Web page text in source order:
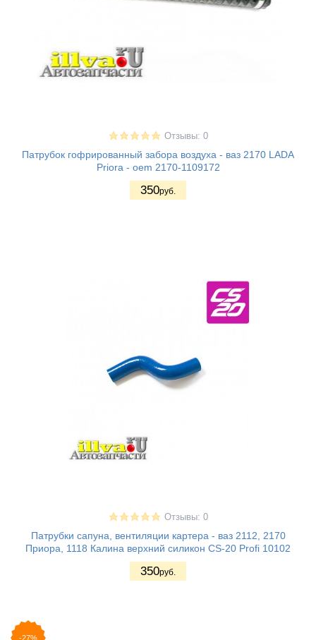
Отзывы: 0
Патрубок гофрированный забора воздуха - ваз 2170 LADA
Priora - oem 2170-1109172
350руб.
Отзывы: 0
Патрубки сапуна, вентиляции картера - ваз 2112, 2170
Приора, 1118 Калина верхний силикон CS-20 Profi 10102
350руб.
-27%